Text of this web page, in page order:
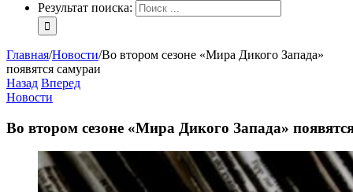
Результат поиска:
Главная/Новости/Во втором сезоне «Мира Дикого Запада»
появятся самураи
Назад Вперед
Новости
Во втором сезоне «Мира Дикого Запада»